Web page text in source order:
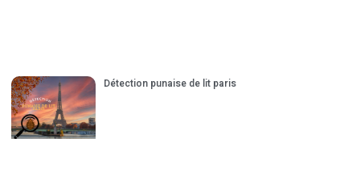
Détection punaise de lit paris